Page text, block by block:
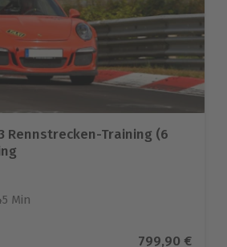
Rennstrecken-Training (6
Min
Aktueller
799,90 €